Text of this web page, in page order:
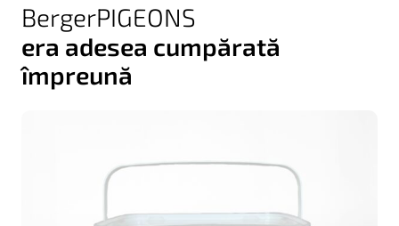
BergerPIGEONS
era adesea cumpărată
împreună